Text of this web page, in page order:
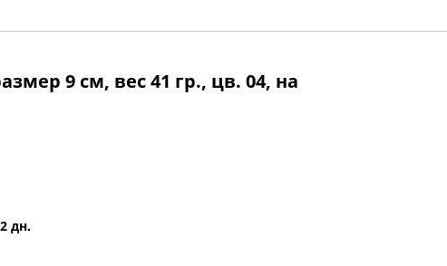
9 см, вес 41 гр., цв. 04, на
дн.